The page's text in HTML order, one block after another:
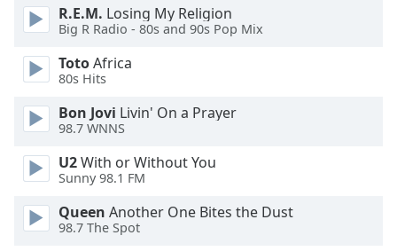
Audio
Picture-
Picture
Fullscreen
modal
window.
R.E.M. Losing My Religion
Big R Radio - 80s and 90s Pop Mix
TotoAfrica
80s Hits
Bon Jovi Livin' On a Prayer
98.7 WNNS
U2With or Without You
Sunny 98.1 FM
Queen Another One Bites the Dust
98.7 The Spot